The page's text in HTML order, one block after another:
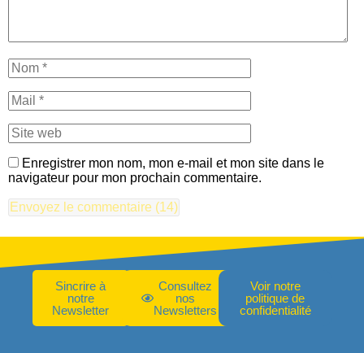
Enregistrer mon nom, mon e-mail et mon site dans le
navigateur pour mon prochain commentaire.
Sincrire à
notre
Newsletter
Consultez
nos
Newsletters
Voir notre
politique de
confidentialité